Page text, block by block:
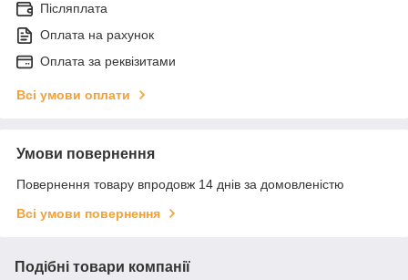
Післяплата
Оплата на рахунок
Оплата за реквізитами
Всі умови оплати
Умови повернення
Повернення товару впродовж 14 днів за домовленістю
Всі умови повернення
Подібні товари компанії